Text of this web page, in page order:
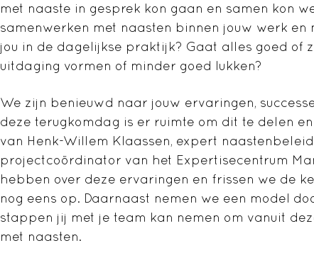
met naaste in gesprek kon gaan en samen kon
samenwerken met naasten binnen jouw werk en
jou in de dagelijkse praktijk? Gaat alles goed of
uitdaging vormen of minder goed lukken?
We zijn benieuwd naar jouw ervaringen,
deze terugkomdag is er ruimte om dit te delen
van Henk-Willem Klaassen, expert
projectcoördinator van het Expertisecentrum
hebben over deze ervaringen en frissen we de
nog eens op. Daarnaast nemen we een model
stappen jij met je team kan nemen om vanuit
met naasten.